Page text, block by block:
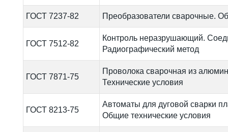
ГОСТ 7237-82 Преобразователи сварочные.
ГОСТ 7512-82
Контроль неразрушающий.
Радиографический метод
ГОСТ 7871-75
Проволока сварочная из
Технические условия
ГОСТ 8213-75
Автоматы для дуговой сварки
Общие технические условия